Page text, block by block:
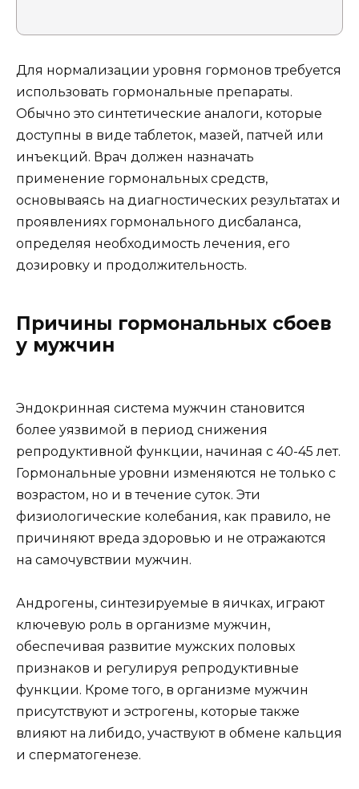
Для нормализации уровня гормонов требуется
использовать гормональные препараты.
Обычно это синтетические аналоги, которые
доступны в виде таблеток, мазей, патчей или
инъекций. Врач должен назначать
применение гормональных средств,
основываясь на диагностических результатах и
проявлениях гормонального дисбаланса,
определяя необходимость лечения, его
дозировку и продолжительность.
Причины гормональных сбоев
у мужчин
Эндокринная система мужчин становится
более уязвимой в период снижения
репродуктивной функции, начиная с 40-45 лет.
Гормональные уровни изменяются не только с
возрастом, но и в течение суток. Эти
физиологические колебания, как правило, не
причиняют вреда здоровью и не отражаются
на самочувствии мужчин.
Андрогены, синтезируемые в яичках, играют
ключевую роль в организме мужчин,
обеспечивая развитие мужских половых
признаков и регулируя репродуктивные
функции. Кроме того, в организме мужчин
присутствуют и эстрогены, которые также
влияют на либидо, участвуют в обмене кальция
и сперматогенезе.